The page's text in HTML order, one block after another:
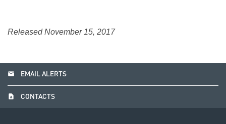
Released November 15, 2017
email EMAIL ALERTS
contact_page CONTACTS